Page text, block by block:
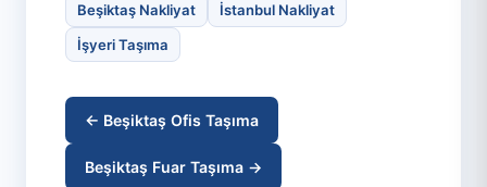
Beşiktaş Nakliyat
İstanbul Nakliyat
İşyeri Taşıma
← Beşiktaş Ofis Taşıma
Beşiktaş Fuar Taşıma →